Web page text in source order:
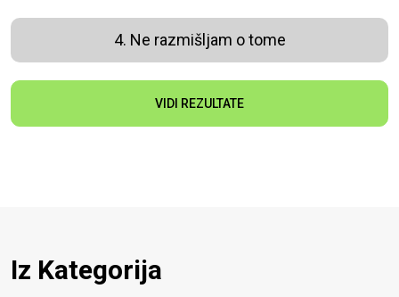
4. Ne razmišljam o tome
VIDI REZULTATE
Iz Kategorija